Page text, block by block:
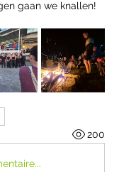
gaan we knallen!
200